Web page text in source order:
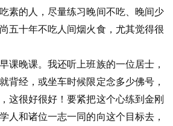
素的人，尽量练习晚间不吃、晚间少
五十年不吃人间烟火食，尤其觉得很
课晚课。我还听上班族的一位居士，
背经，或坐车时候限定念多少佛号，
这很好很好！要紧把这个心练到金刚
和诸位一志一同的向这个目标去，